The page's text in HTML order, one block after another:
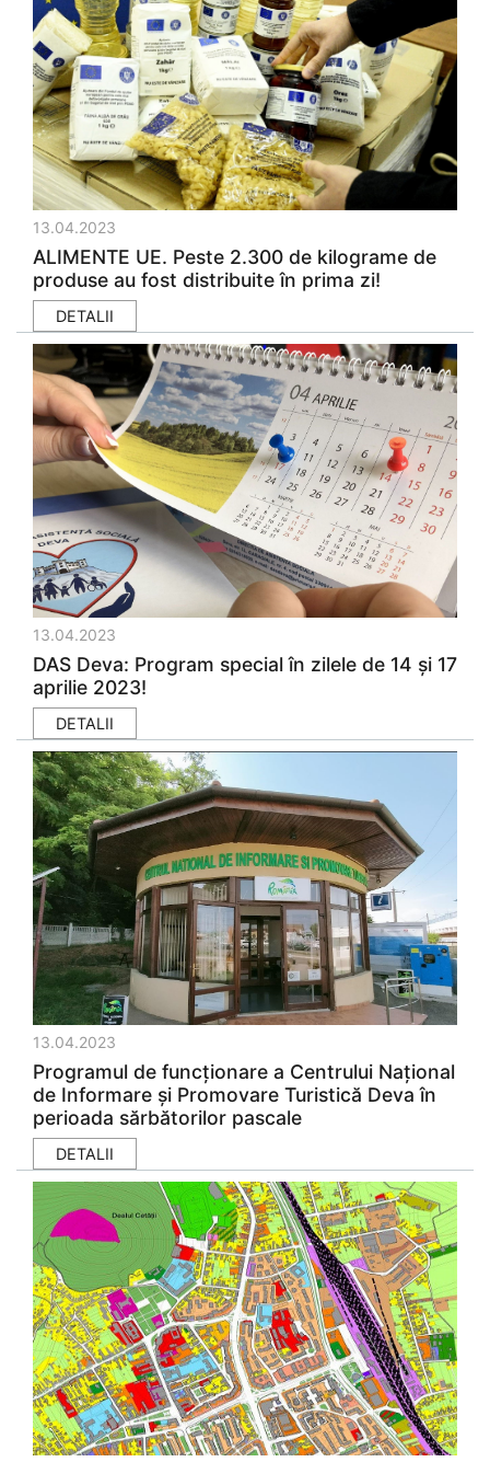
13.04.2023
ALIMENTE UE. Peste 2.300 de kilograme de
produse au fost distribuite în prima zi!
DETALII
13.04.2023
DAS Deva: Program special în zilele de 14 și 17
aprilie 2023!
DETALII
13.04.2023
Programul de funcționare a Centrului Național
de Informare și Promovare Turistică Deva în
perioada sărbătorilor pascale
DETALII